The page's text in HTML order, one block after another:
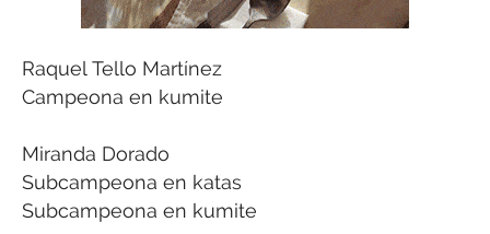
Raquel Tello Martínez
Campeona en kumite
Miranda Dorado
Subcampeona en katas
Subcampeona en kumite